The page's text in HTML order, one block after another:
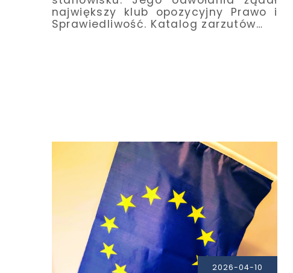
największy klub opozycyjny Prawo i
Sprawiedliwość. Katalog zarzutów…
2026-04-10
PRZECZYTAJ